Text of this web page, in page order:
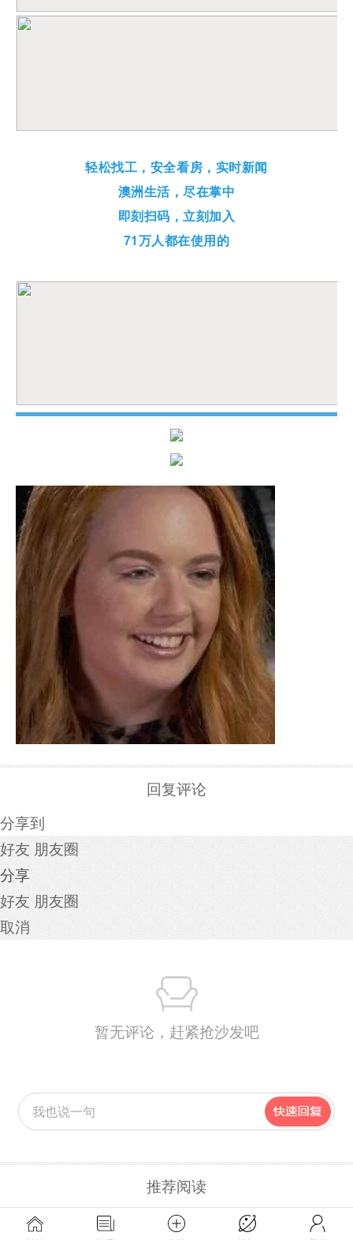
轻松找工，安全看房，实时新闻
澳洲生活，尽在掌中
即刻扫码，立刻加入
71万人都在使用的
回复评论
分享到
好友 朋友圈
分享
好友 朋友圈
取消
暂无评论，赶紧抢沙发吧
推荐阅读